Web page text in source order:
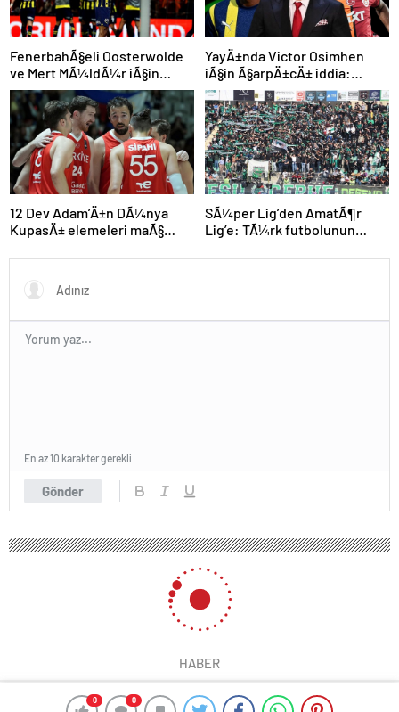
0 0
FenerbahÃ§eli Oosterwolde
ve Mert MÃ¼ldÃ¼r iÃ§in
olaylÄ± derbi davasÄ±nda
zorla getirme kararÄ±
YayÄ±nda Victor Osimhen
iÃ§in Ã§arpÄ±cÄ± iddia:
“Futbol tarihinin en
bÃ¼yÃ¼k Åoku olur!”
12 Dev Adam’Ä±n DÃ¼nya
KupasÄ± elemeleri maÃ§
SÃ¼per Lig’den AmatÃ¶r
Lig’e: TÃ¼rk futbolunun
gÃ¶rdÃ¼
Gönder
En az 10 karakter gerekli
HABER